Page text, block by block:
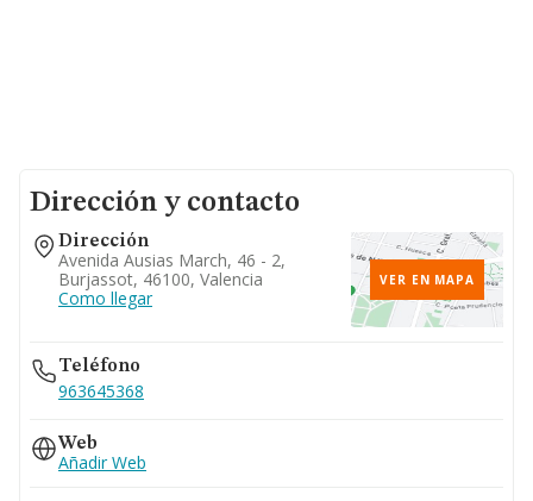
Dirección y contacto
Dirección
Avenida Ausias March, 46 - 2,
Burjassot, 46100, Valencia
Como llegar
VER EN MAPA
Teléfono
963645368
Web
Añadir Web